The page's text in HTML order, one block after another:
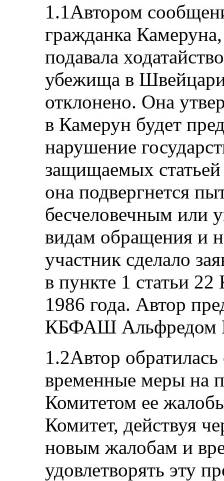
1.1Автором
гражданка
подавала
убежища в
отклонено. Она
в Камерун будет
нарушение
защищаемых
она подвергнется
бесчеловечным или
видам обращения и
участник сделало
в пункте 1 статьи
1986 года. Автор
КБФАШ Альфредом
1.2Автор
временные меры на
Комитетом ее
Комитет, действуя
новым жалобам и
удовлетворять эту